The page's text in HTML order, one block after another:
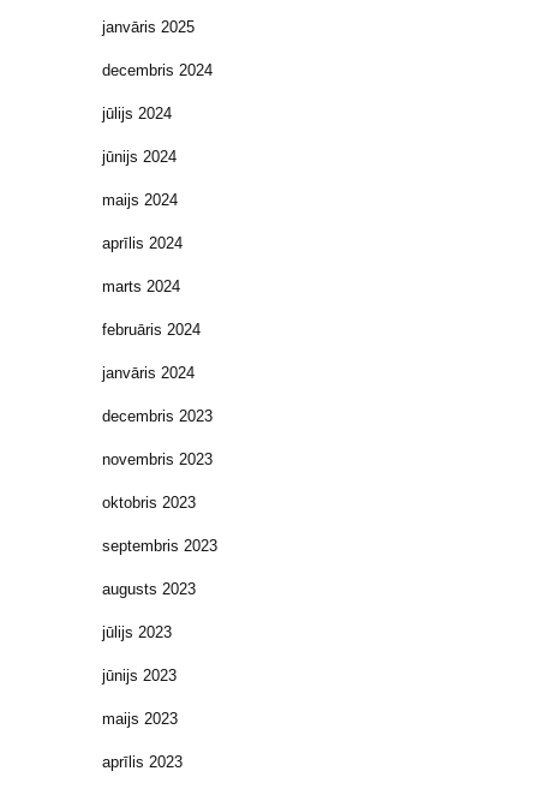
janvāris 2025
decembris 2024
jūlijs 2024
jūnijs 2024
maijs 2024
aprīlis 2024
marts 2024
februāris 2024
janvāris 2024
decembris 2023
novembris 2023
oktobris 2023
septembris 2023
augusts 2023
jūlijs 2023
jūnijs 2023
maijs 2023
aprīlis 2023